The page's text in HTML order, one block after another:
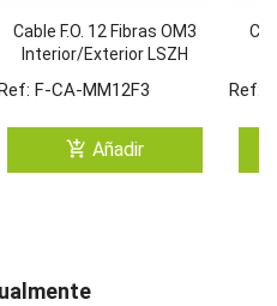
Cable F.O. 12 Fibras OM3
Interior/Exterior LSZH
Ref: F-CA-MM12F3
add_shopping_cart Añadir
Ref: